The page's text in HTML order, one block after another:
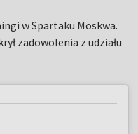
w Spartaku Moskwa.
zadowolenia z udziału